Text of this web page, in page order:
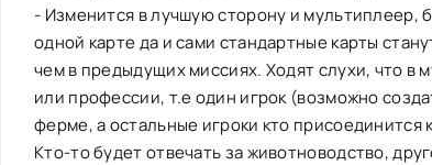
- Изменится в лучшую сторону и мультиплеер,
одной карте да и сами стандартные карты
чем в предыдущих миссиях. Ходят слухи, что в
или профессии, т.е один игрок (возможно
ферме, а остальные игроки кто присоединится
Кто-то будет отвечать за животноводство,